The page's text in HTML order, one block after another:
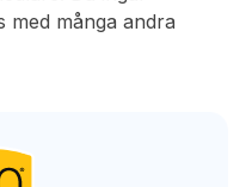
med många andra